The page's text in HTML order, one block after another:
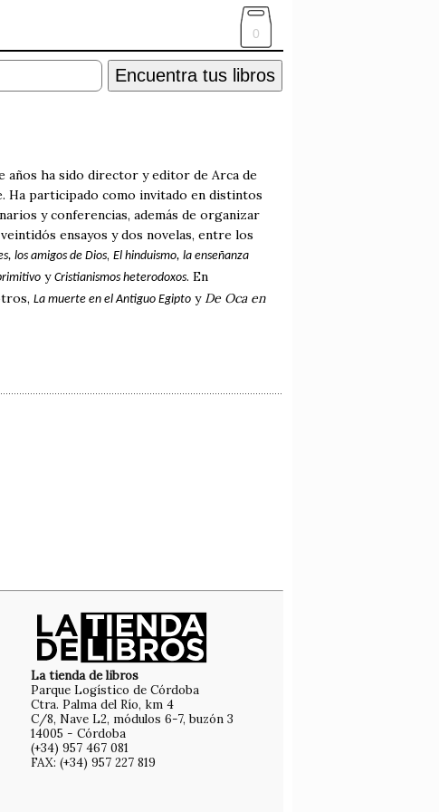
0
Encuentra tus libros
años ha sido director y editor de Arca de
Ha participado como invitado en distintos
y conferencias, además de organizar
ensayos y dos novelas, entre los
los amigos de Dios, El hinduismo, la enseñanza
y Cristianismos heterodoxos. En
La muerte en el Antiguo Egipto yDe Oca en
La tienda de libros
Parque Logístico de Córdoba
Ctra. Palma del Río, km 4
C/8, Nave L2, módulos 6-7, buzón 3
14005 - Córdoba
(+34) 957 467 081
FAX: (+34) 957 227 819